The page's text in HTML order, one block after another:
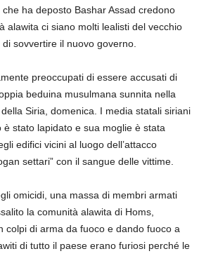
ha deposto Bashar Assad credono
alawita ci siano molti lealisti del vecchio
sovvertire il nuovo governo.
preoccupati di essere accusati di
beduina musulmana sunnita nella
Siria, domenica. I media statali siriani
è stato lapidato e sua moglie è stata
edifici vicini al luogo dell’attacco
settari” con il sangue delle vittime.
omicidi, una massa di membri armati
la comunità alawita di Homs,
colpi di arma da fuoco e dando fuoco a
di tutto il paese erano furiosi perché le